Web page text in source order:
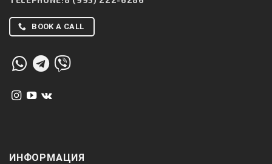
BOOK A CALL
ИНФОРМАЦИЯ